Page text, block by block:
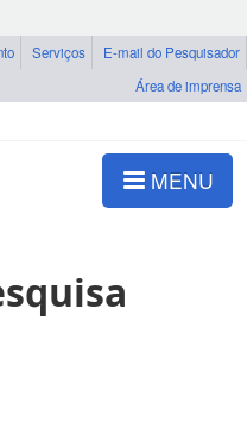
Serviços
E-mail do Pesquisador
Área de imprensa
MENU